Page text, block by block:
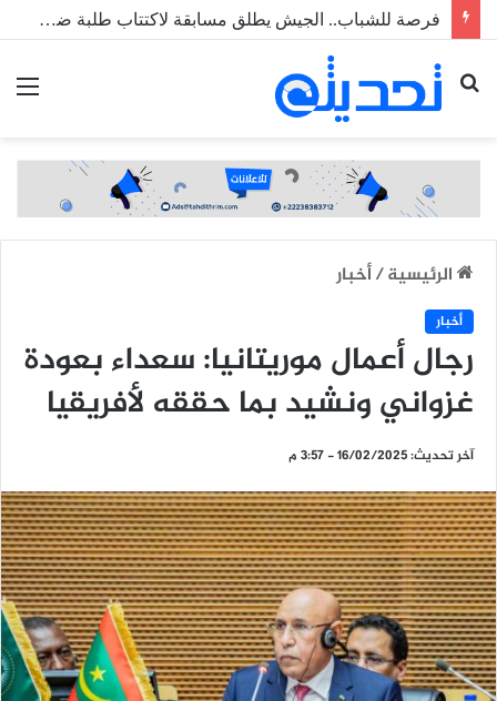
فرصة للشباب.. الجيش يطلق مسابقة لاكتتاب طلبة ضباط عاملين
بحث
عن
الرئيسية/أخبار
أخبار
رجال أعمال موريتانيا: سعداء بعودة
غزواني ونشيد بما حققه لأفريقيا
آخر تحديث: 16/02/2025 - 3:57 م